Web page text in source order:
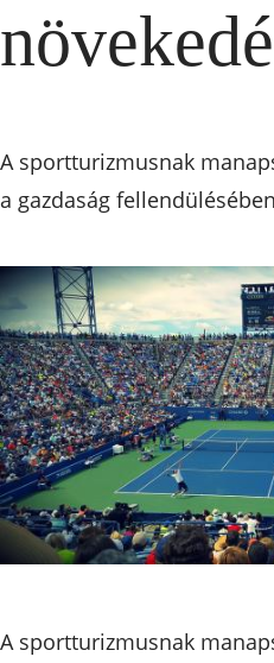
A sportturizmusnak
a gazdaság
A sportturizmusnak